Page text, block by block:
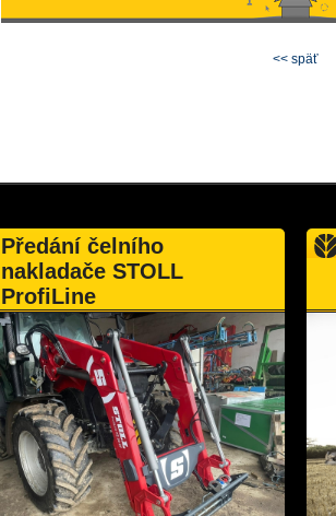
<< späť
Předání čelního
nakladače STOLL
ProfiLine